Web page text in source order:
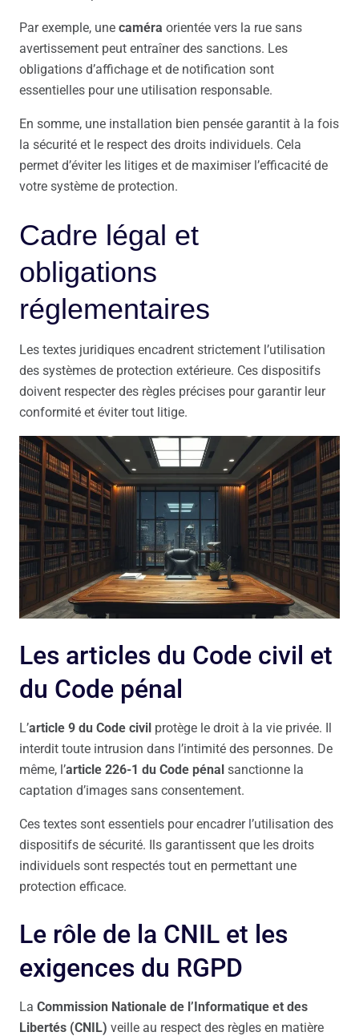
Par exemple, une caméra orientée vers la rue sans
avertissement peut entraîner des sanctions. Les
obligations d’affichage et de notification sont
essentielles pour une utilisation responsable.
En somme, une installation bien pensée garantit à la fois
la sécurité et le respect des droits individuels. Cela
permet d’éviter les litiges et de maximiser l’efficacité de
votre système de protection.
Cadre légal et
obligations
réglementaires
Les textes juridiques encadrent strictement l’utilisation
des systèmes de protection extérieure. Ces dispositifs
doivent respecter des règles précises pour garantir leur
conformité et éviter tout litige.
Les articles du Code civil et
du Code pénal
L’article 9 du Code civil protège le droit à la vie privée. Il
interdit toute intrusion dans l’intimité des personnes. De
même, l’article 226-1 du Code pénal sanctionne la
captation d’images sans consentement.
Ces textes sont essentiels pour encadrer l’utilisation des
dispositifs de sécurité. Ils garantissent que les droits
individuels sont respectés tout en permettant une
protection efficace.
Le rôle de la CNIL et les
exigences du RGPD
La Commission Nationale de l’Informatique et des
Libertés (CNIL) veille au respect des règles en matière